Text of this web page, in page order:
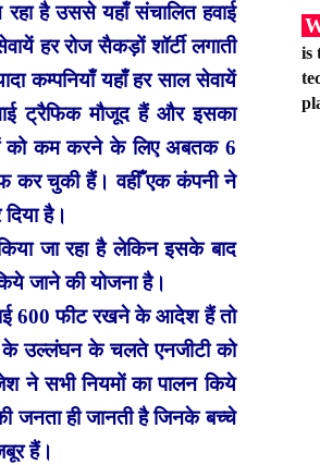
है उससे यहाँ संचालित हवाई
हर रोज सैकड़ों शॉर्टी लगाती
कम्पनियाँ यहाँ हर साल सेवायें
ट्रैफिक मौजूद हैं और इसका
को कम करने के लिए अबतक 6
कर चुकी हैं। वहीँ एक कंपनी ने
है।
जा रहा है लेकिन इसके बाद
जाने की योजना है।
600 फीट रखने के आदेश हैं तो
के उल्लंघन के चलते एनजीटी को
ने सभी नियमों का पालन किये
जनता ही जानती है जिनके बच्चे
हैं।
is